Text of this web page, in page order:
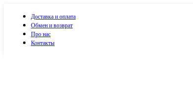
Доставка и оплата
Обмен и возврат
Про нас
Контакты